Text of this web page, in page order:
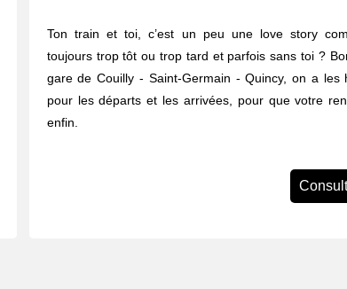
Ton train et toi, c’est un peu une love story
toujours trop tôt ou trop tard et parfois sans toi ?
gare de Couilly - Saint-Germain - Quincy, on a les
pour les départs et les arrivées, pour que votre
enfin.